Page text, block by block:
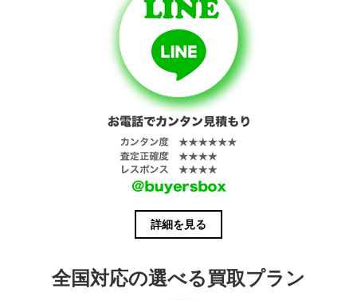
詳細を見る
全国対応の選べる買取プラン